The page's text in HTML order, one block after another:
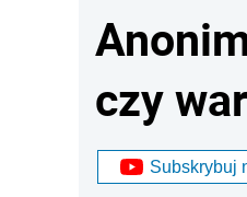
czy
Subskrybuj